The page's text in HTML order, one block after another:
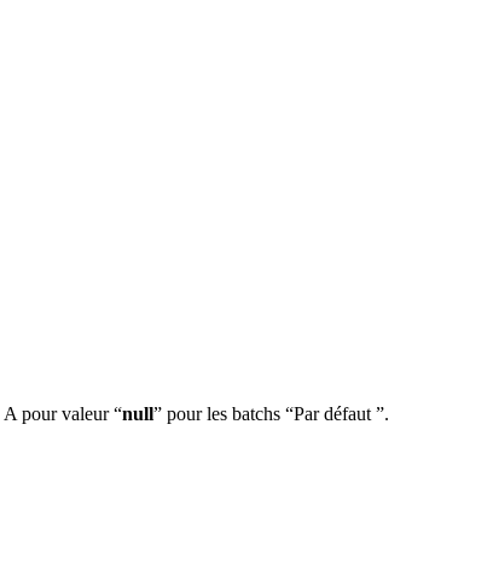
A pour valeur “null” pour les batchs “Par défaut ”.